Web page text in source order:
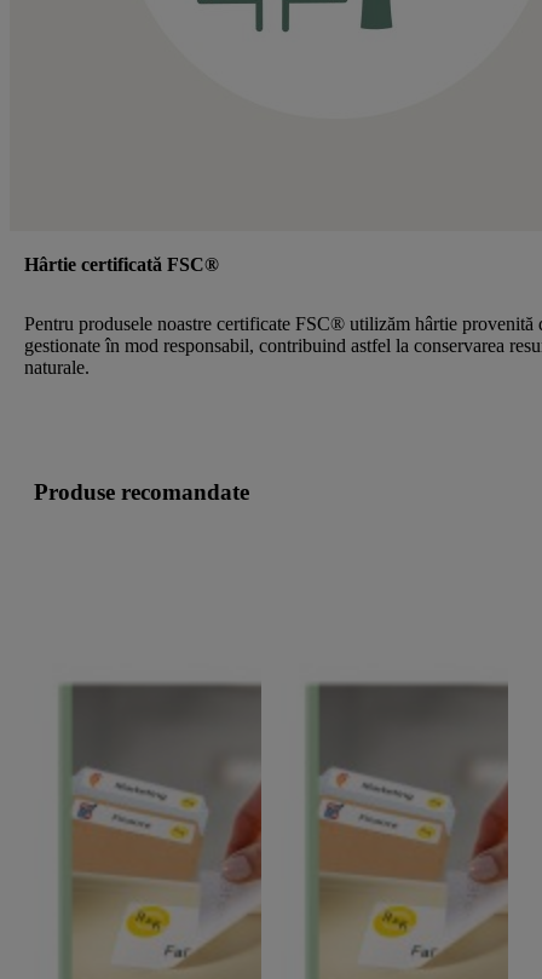
Hârtie certificată FSC®
Pentru produsele noastre certificate FSC® utilizăm hârtie provenită
gestionate în mod responsabil, contribuind astfel la conservarea
naturale.
Produse recomandate